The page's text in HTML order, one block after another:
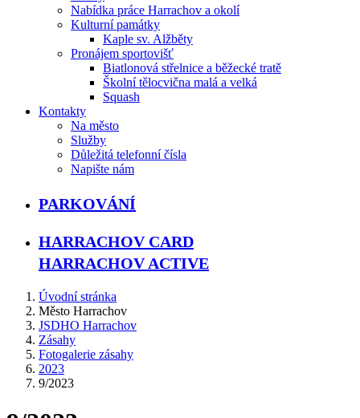
Nabídka práce Harrachov a okolí
Kulturní památky
Kaple sv. Alžběty
Pronájem sportovišť
Biatlonová střelnice a běžecké tratě
Školní tělocvična malá a velká
Squash
Kontakty
Na město
Služby
Důležitá telefonní čísla
Napište nám
PARKOVÁNÍ
HARRACHOV CARD
HARRACHOV ACTIVE
Úvodní stránka
Město Harrachov
JSDHO Harrachov
Zásahy
Fotogalerie zásahy
2023
9/2023